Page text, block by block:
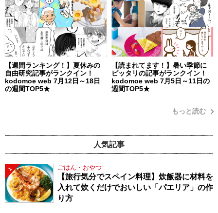
【週間ランキング！】夏休みの
自由研究記事がランクイン！
kodomoe web 7月12日～18日
の週間TOP5★
【読まれてます！】暑い季節に
ピッタリの記事がランクイン！
kodomoe web 7月5日～11日の
週間TOP5★
もっと読む
人気記事
1 ごはん・おやつ
【旅行気分でスペイン料理】炊飯器に材料を
入れて炊くだけでおいしい「パエリア」の作
り方